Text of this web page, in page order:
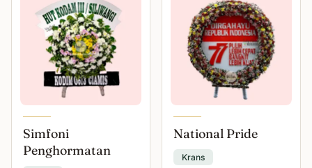
Simfoni
Penghormatan
National Pride
Krans